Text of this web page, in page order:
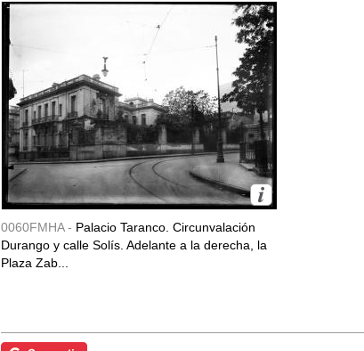
0060FMHA - Palacio Taranco. Circunvalación
Durango y calle Solís. Adelante a la derecha, la
Plaza Zab...